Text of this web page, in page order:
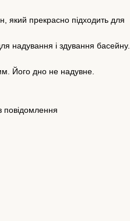
який прекрасно підходить для
надування і здування басейну.
Його дно не надувне.
повідомлення